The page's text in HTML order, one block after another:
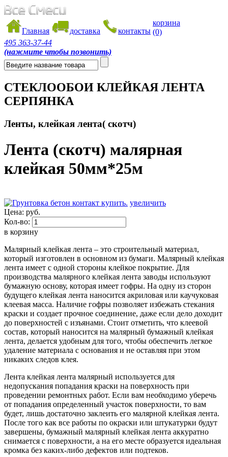
Главная доставка контакты
корзина
(0)
495 363-37-44
(нажмите чтобы позвонить)
СТЕКЛООБОИ КЛЕЙКАЯ ЛЕНТА
СЕРПЯНКА
Ленты, клейкая лента( скотч)
Лента (скотч) малярная
клейкая 50мм*25м
увеличить
Цена: руб.
Кол-во:
в корзину
Малярный клейкая лента – это строительный материал,
который изготовлен в основном из бумаги. Малярный клейкая
лента имеет с одной стороны клейкое покрытие. Для
производства малярного клейкая лента заводы используют
бумажную основу, которая имеет гофры. На одну из сторон
будущего клейкая лента наносится акриловая или каучуковая
клеевая масса. Наличие гофры позволяет избежать стекания
краски и создает прочное соединение, даже если дело доходит
до поверхностей с изъянами. Стоит отметить, что клеевой
состав, который наносится на малярный бумажный клейкая
лента, делается удобным для того, чтобы обеспечить легкое
удаление материала с основания и не оставляя при этом
никаких следов клея.
Лента клейкая лента малярный используется для
недопускания попадания краски на поверхность при
проведении ремонтных работ. Если вам необходимо уберечь
от попадания определенный участок поверхности, то вам
будет, лишь достаточно заклеить его малярной клейкая лента.
После того как все работы по окраски или штукатурки будут
завершены, бумажный малярный клейкая лента аккуратно
снимается с поверхности, а на его месте образуется идеальная
кромка без каких-либо дефектов или подтеков.